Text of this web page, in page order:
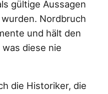
gültige Aussagen
Nordbruch
und hält den
diese nie
die Historiker, die